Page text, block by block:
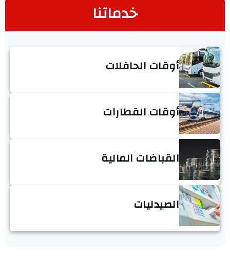
خدماتنا
أوقات الحافلات
أوقات القطارات
القباضات المالية
الصيدليات